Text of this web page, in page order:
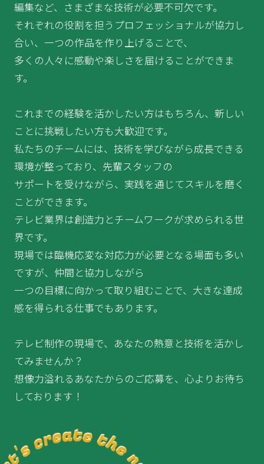
編集など、さまざまな技術が必要不可欠です。
それぞれの役割を担うプロフェッショナルが協力し
合い、一つの作品を作り上げることで、
多くの人々に感動や楽しさを届けることができま
す。
これまでの経験を活かしたい方はもちろん、新しい
ことに挑戦したい方も大歓迎です。
私たちのチームには、技術を学びながら成長できる
環境が整っており、先輩スタッフの
サポートを受けながら、実践を通じてスキルを磨く
ことができます。
テレビ業界は創造力とチームワークが求められる世
界です。
現場では臨機応変な対応力が必要となる場面も多い
ですが、仲間と協力しながら
一つの目標に向かって取り組むことで、大きな達成
感を得られる仕事でもあります。
テレビ制作の現場で、あなたの熱意と技術を活かし
てみませんか？
想像力溢れるあなたからのご応募を、心よりお待ち
しております！